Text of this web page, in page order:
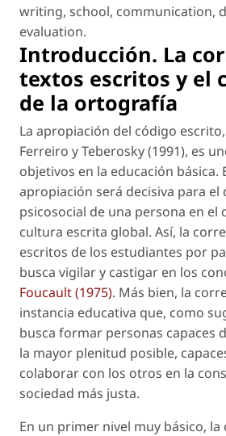
writing, school, communication,
evaluation.
Introducción. La
textos escritos y el
de la ortografía
La apropiación del código
Ferreiro y Teberosky (1991), es
objetivos en la educación básica.
apropiación será decisiva para el
psicosocial de una persona en el
cultura escrita global. Así, la
escritos de los estudiantes por
busca vigilar y castigar en los
Foucault (1975). Más bien, la
instancia educativa que, como
busca formar personas capaces
la mayor plenitud posible,
colaborar con los otros en la
sociedad más justa.
En un primer nivel muy básico,